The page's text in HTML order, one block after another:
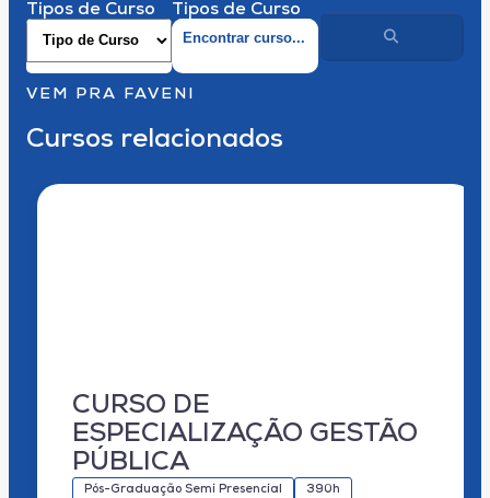
Tipos de Curso Tipos de Curso
VEM PRA FAVENI
Cursos relacionados
CURSO DE
ESPECIALIZAÇÃO GESTÃO
PÚBLICA
Pós-Graduação Semi Presencial 390h